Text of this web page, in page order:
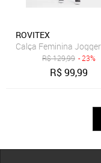
ROVITEX
Calça Feminina
R$129,99 - 23%
R$99,99